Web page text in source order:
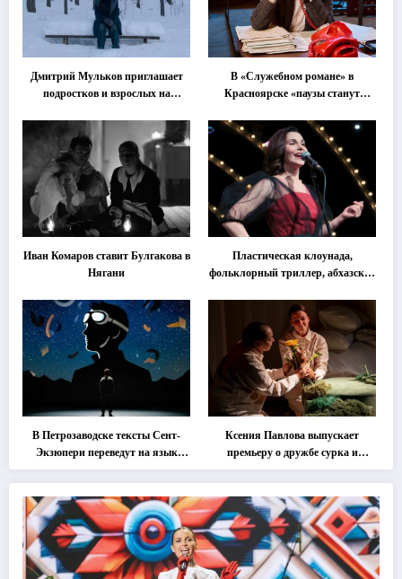
Дмитрий Мульков приглашает
подростков и взрослых на
В «Служебном романе» в
Красноярске «паузы станут
Иван Комаров ставит Булгакова в
Нягани
Пластическая клоунада,
фольклорный триллер, абхазская
втором этапе фестиваля
«Монокль»
В Петрозаводске тексты Сент-
Экзюпери переведут на язык
современной хореографии
Ксения Павлова выпускает
премьеру о дружбе сурка и
одуванчика